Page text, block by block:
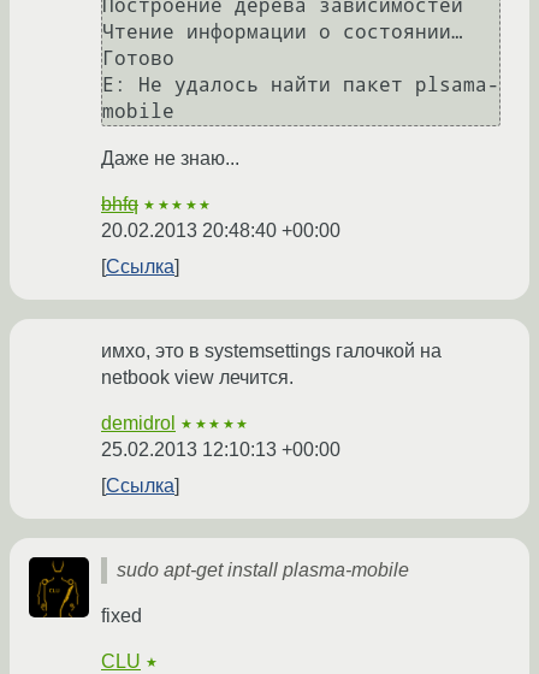
Построение дерева зависимостей
Чтение информации о состоянии…
Готово
E: Не удалось найти пакет plsama-
Даже не знаю...
bhfq ★★★★★
20.02.2013 20:48:40 +00:00
Ссылка
имхо, это в systemsettings галочкой на
netbook view лечится.
demidrol ★★★★★
25.02.2013 12:10:13 +00:00
Ссылка
sudo apt-get install plasma-mobile
fixed
CLU ★